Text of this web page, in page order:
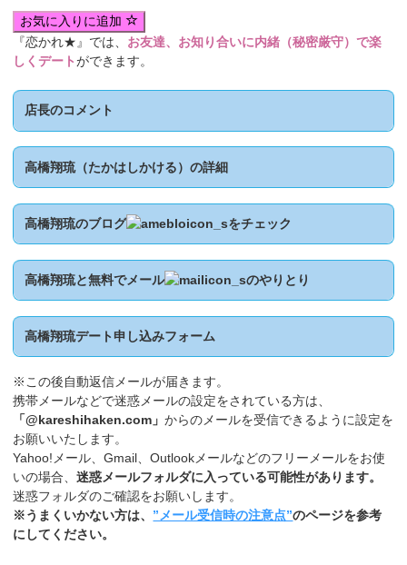
お気に入りに追加
『恋かれ★』では、 お友達、お知り合いに内緒（秘密厳守）で楽
しくデートができます。
店長のコメント
高橋翔琉（たかはしかける）の詳細
高橋翔琉のブログ をチェック
高橋翔琉と無料でメール のやりとり
高橋翔琉デート申し込みフォーム
※この後自動返信メールが届きます。
携帯メールなどで迷惑メールの設定をされている方は、
「@kareshihaken.com」からのメールを受信できるように設定を
お願いいたします。
Yahoo!メール、Gmail、Outlookメールなどのフリーメールをお使
いの場合、迷惑メールフォルダに入っている可能性があります。
迷惑フォルダのご確認をお願いします。
※うまくいかない方は、 ”メール受信時の注意点”のページを参考
にしてください。